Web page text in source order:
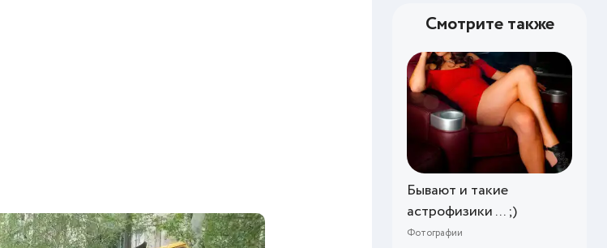
Смотрите также
Бывают и такие
астрофизики ... ;)
Фотографии